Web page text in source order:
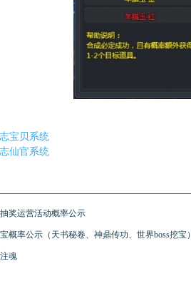
宝贝系统
仙官系统
奖运营活动概率公示
概率公示（天书秘卷、神鼎传功、世界boss挖宝）
魂